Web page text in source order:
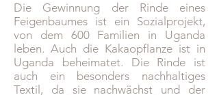
Die Gewinnung der Rinde eines
Feigenbaumes ist ein Sozialprojekt,
von dem 600 Familien in Uganda
leben. Auch die Kakaopflanze ist in
Uganda beheimatet. Die Rinde ist
auch ein besonders nachhaltiges
Textil, da sie nachwächst und der